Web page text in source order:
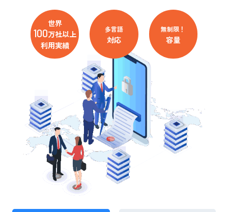
世界
100万社以上
利用実績
多言語
対応
無制限！
容量